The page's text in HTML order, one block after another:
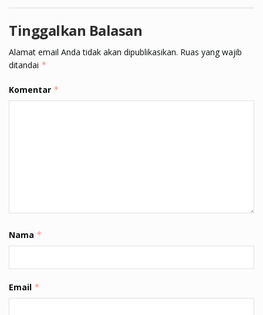
Tinggalkan Balasan
Alamat email Anda tidak akan dipublikasikan. Ruas yang wajib
ditandai *
Komentar *
Nama *
Email *